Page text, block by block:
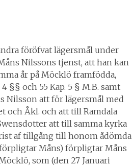
föröfvat lägersmål under
Nilssons tjenst, att han kan
år på Möcklö framfödda,
§§ och 55 Kap. 5 § M.B. samt
Nilsson att för lägersmål med
och Åkl. och att till Ramdala
att till samma kyrka
af tillgång till honom ådömda
Måns) förpligtar Måns
som (den 27 Januari